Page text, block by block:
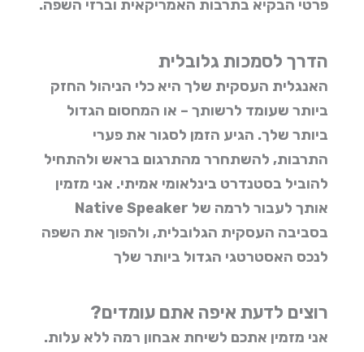
פרטי הבקיא בתרבות האמריקאית וברזי השפה.
הדרך לסמכות גלובלית
האנגלית העסקית שלך היא כלי הניהול החזק
ביותר שעומד לרשותך – או המחסום הגדול
ביותר שלך. הגיע הזמן לסגור את פערי
התרבות, להשתחרר מהתרגום בראש ולהתחיל
להוביל בסטנדרט בינלאומי אמיתי. אני מזמין
אותך לעבור לרמה של Native Speaker
בסביבה העסקית הגלובלית, ולהפוך את השפה
לנכס האסטרטגי הגדול ביותר שלך
רוצים לדעת איפה אתם עומדים?
אני מזמין אתכם לשיחת אבחון רמה ללא עלות.